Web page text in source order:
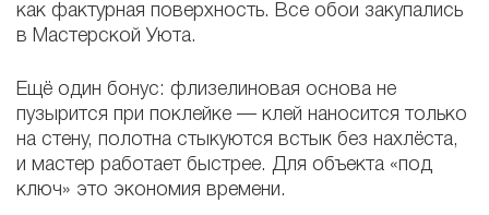
как фактурная поверхность. Все обои закупались
в Мастерской Уюта.
Ещё один бонус: флизелиновая основа не
пузырится при поклейке — клей наносится только
на стену, полотна стыкуются встык без нахлёста,
и мастер работает быстрее. Для объекта «под
ключ» это экономия времени.